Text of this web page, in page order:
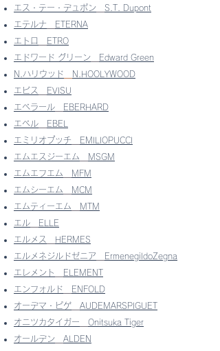
エス・テー・デュポン
S.T. Dupont
エテルナ
ETERNA
エトロ
ETRO
エドワード グリーン
Edward Green
N.ハリウッド
N.HOOLYWOOD
エビス
EVISU
エベラール
EBERHARD
エベル
EBEL
エミリオプッチ
EMILIOPUCCI
エムエスジーエム
MSGM
エムエフエム
MFM
エムシーエム
MCM
エムティーエム
MTM
エル
ELLE
エルメス
HERMES
エルメネジルドゼニア
ErmenegildoZegna
エレメント
ELEMENT
エンフォルド
ENFOLD
オーデマ・ピゲ
AUDEMARSPIGUET
オニツカタイガー
Onitsuka Tiger
オールデン
ALDEN